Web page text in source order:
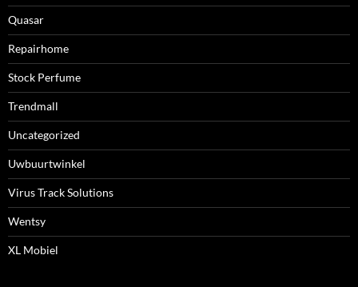
Quasar
Repairhome
Stock Perfume
Trendmall
Uncategorized
Uwbuurtwinkel
Virus Track Solutions
Wentsy
XL Mobiel